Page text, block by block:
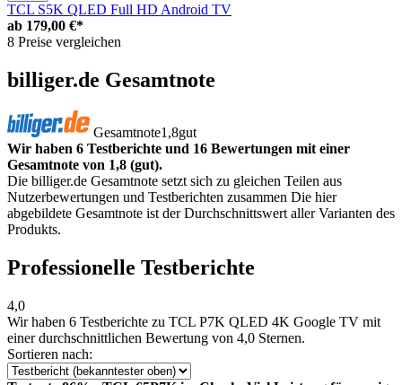
TCL S5K QLED Full HD Android TV
ab 179,00 €*
8 Preise vergleichen
billiger.de Gesamtnote
Gesamtnote1,8gut
Wir haben 6 Testberichte und 16 Bewertungen mit einer
Gesamtnote von 1,8 (gut).
Die billiger.de Gesamtnote setzt sich zu gleichen Teilen aus
Nutzerbewertungen und Testberichten zusammen Die hier
abgebildete Gesamtnote ist der Durchschnittswert aller Varianten des
Produkts.
Professionelle Testberichte
4,0
Wir haben 6 Testberichte zu TCL P7K QLED 4K Google TV mit
einer durchschnittlichen Bewertung von 4,0 Sternen.
Sortieren nach: